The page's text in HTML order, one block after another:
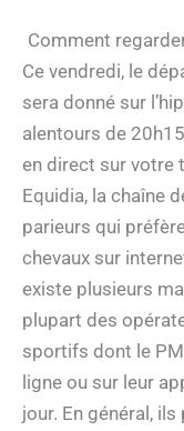
Comment
Ce vendredi, le
sera donné sur
alentours de
en direct sur votre
Equidia, la chaîne
parieurs qui
chevaux sur
existe plusieurs
plupart des
sportifs dont le
ligne ou sur leur
jour. En général,